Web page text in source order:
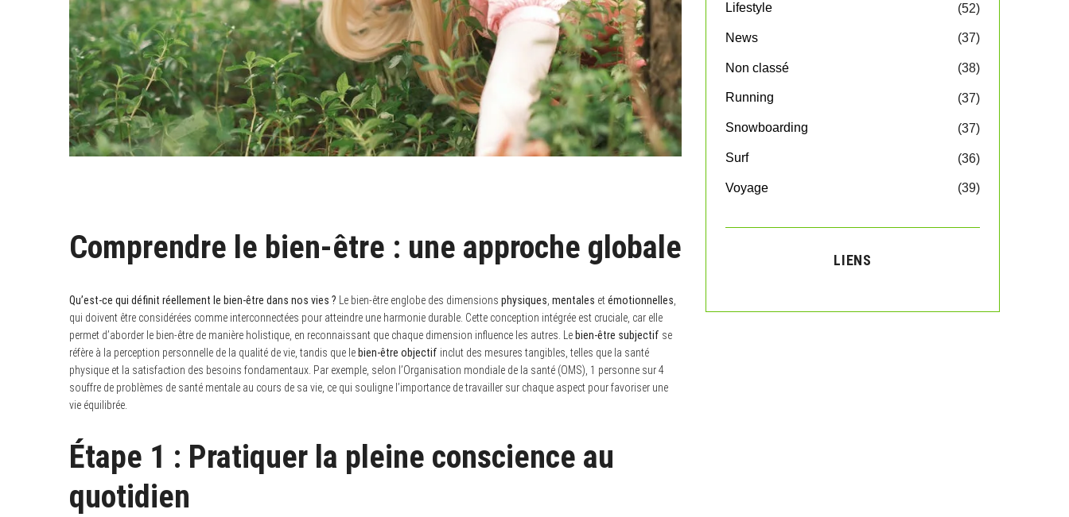
Comprendre le bien-être : une approche globale
Qu’est-ce qui définit réellement le bien-être dans nos vies ? Le bien-être englobe des dimensions physiques, mentales etémotionnelles,
qui doivent être considérées comme interconnectées pour atteindre une harmonie durable. Cette conception intégrée est cruciale, car elle
permet d’aborder le bien-être de manière holistique, en reconnaissant que chaque dimension influence les autres. Le bien-être subjectif se
réfère à la perception personnelle de la qualité de vie, tandis que le bien-être objectif inclut des mesures tangibles, telles que la santé
physique et la satisfaction des besoins fondamentaux. Par exemple, selon l’Organisation mondiale de la santé (OMS), 1 personne sur 4
souffre de problèmes de santé mentale au cours de sa vie, ce qui souligne l’importance de travailler sur chaque aspect pour favoriser une
vie équilibrée.
Étape 1 : Pratiquer la pleine conscience au
quotidien
Lifestyle (52)
News (37)
Non classé (38)
Running (37)
Snowboarding (37)
Surf (36)
Voyage (39)
LIENS